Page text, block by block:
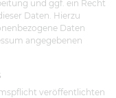
und ggf. ein Recht
Daten. Hierzu
Daten
angegebenen
veröffentlichten